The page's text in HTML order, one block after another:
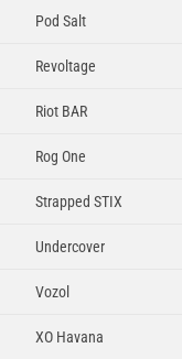
Pod Salt
Revoltage
Riot BAR
Rog One
Strapped STIX
Undercover
Vozol
XO Havana